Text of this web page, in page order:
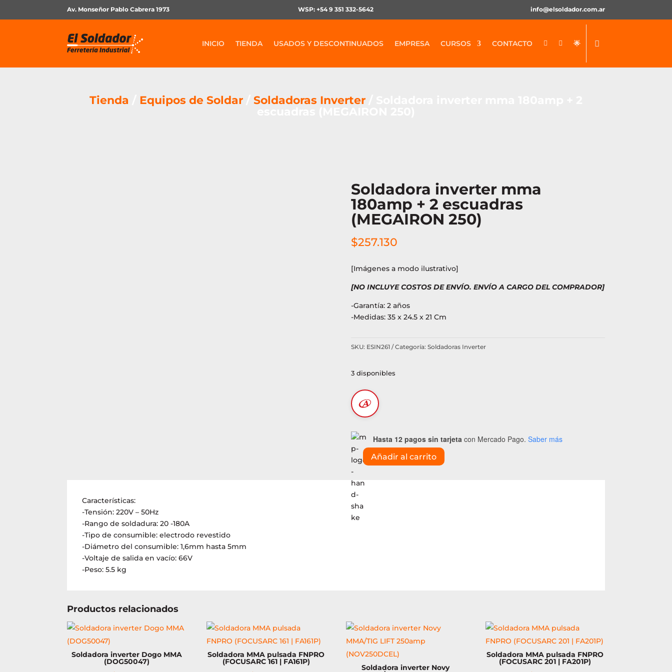
Av. Monseñor Pablo Cabrera 1973 WSP: +54 9 351 332-5642 info@elsoldador.com.ar
INICIO TIENDA USADOS Y DESCONTINUADOS EMPRESA CURSOS CONTACTO   🌟
Tienda Equipos de Soldar Soldadoras Inverter
Soldadora inverter mma
180amp + 2 escuadras
(MEGAIRON 250)
$257.130
[Imágenes a modo ilustrativo]
[NO INCLUYE COSTOS DE ENVÍO. ENVÍO A CARGO DEL COMPRADOR]
-Garantía: 2 años
-Medidas: 35 x 24.5 x 21 Cm
SKU: ESIN261 Categoría: Soldadoras Inverter
3 disponibles
Hasta 12 pagos sin tarjetacon Mercado Pago. Saber más
Soldadora
inverter
mma
180amp
+
2
Añadir al carrito
Características:
-Tensión: 220V – 50Hz
-Rango de soldadura: 20 -180A
-Tipo de consumible: electrodo revestido
-Diámetro del consumible: 1,6mm hasta 5mm
-Voltaje de salida en vacío: 66V
-Peso: 5.5 kg
Productos relacionados
Soldadora inverter Dogo MMA
(DOG50047)
Soldadora MMA pulsada FNPRO
(FOCUSARC 161 | FA161P)
Soldadora inverter Novy
Soldadora MMA pulsada FNPRO
(FOCUSARC 201 | FA201P)